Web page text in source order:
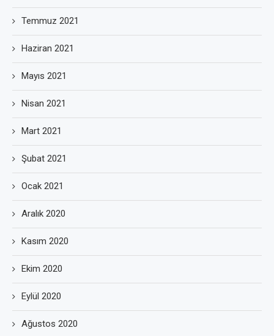
Temmuz 2021
Haziran 2021
Mayıs 2021
Nisan 2021
Mart 2021
Şubat 2021
Ocak 2021
Aralık 2020
Kasım 2020
Ekim 2020
Eylül 2020
Ağustos 2020